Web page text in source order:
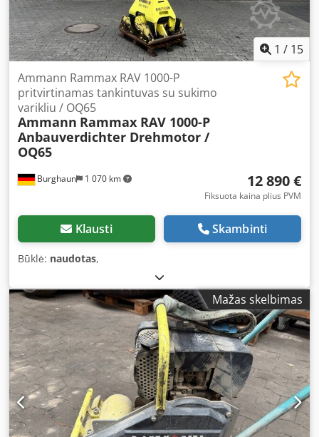
1 / 15
Burghaun 1 070 km
Ammann Rammax RAV 1000-P
pritvirtinamas tankintuvas su sukimo
varikliu / OQ65
Ammann Rammax RAV 1000-P
Anbauverdichter Drehmotor /
OQ65
12 890 €
Fiksuota kaina plius PVM
Klausti Skambinti
Būklė: naudotas,
Mažas skelbimas